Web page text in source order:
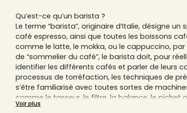
Qu’est-ce qu’un barista ?
Le terme “barista”, originaire d’Italie, désigne
café espresso, ainsi que toutes les boissons
comme le latte, le mokka, ou le cappuccino,
de “sommelier du café”, le barista doit, pour
identifier les différents cafés et parler de leurs
processus de torréfaction, les techniques de
s’être familiarisé avec toutes sortes de
comme le tasseur, le filtre, la balance, le pichet
Que vous soyez un barista professionnel ou un
Voir plus